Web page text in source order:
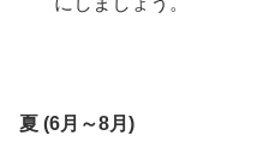
夏 (6月～8月)